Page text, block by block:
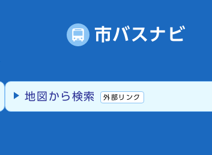
市バスナビ
地図から検索 外部リンク